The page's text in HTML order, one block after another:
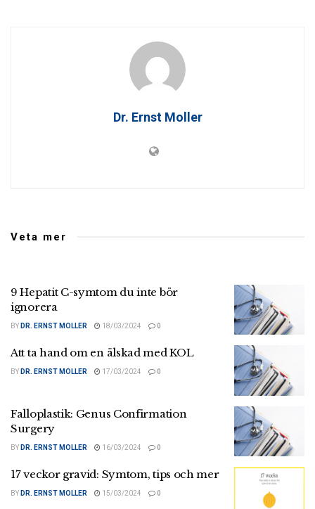
Dr. Ernst Moller
Veta mer
9 Hepatit C-symtom du inte bör
ignorera
BY DR. ERNST MOLLER 18/03/2024 0
Att ta hand om en älskad med KOL
BY DR. ERNST MOLLER 17/03/2024 0
Falloplastik: Genus Confirmation
Surgery
BY DR. ERNST MOLLER 16/03/2024 0
17 veckor gravid: Symtom, tips och mer
BY DR. ERNST MOLLER 15/03/2024 0